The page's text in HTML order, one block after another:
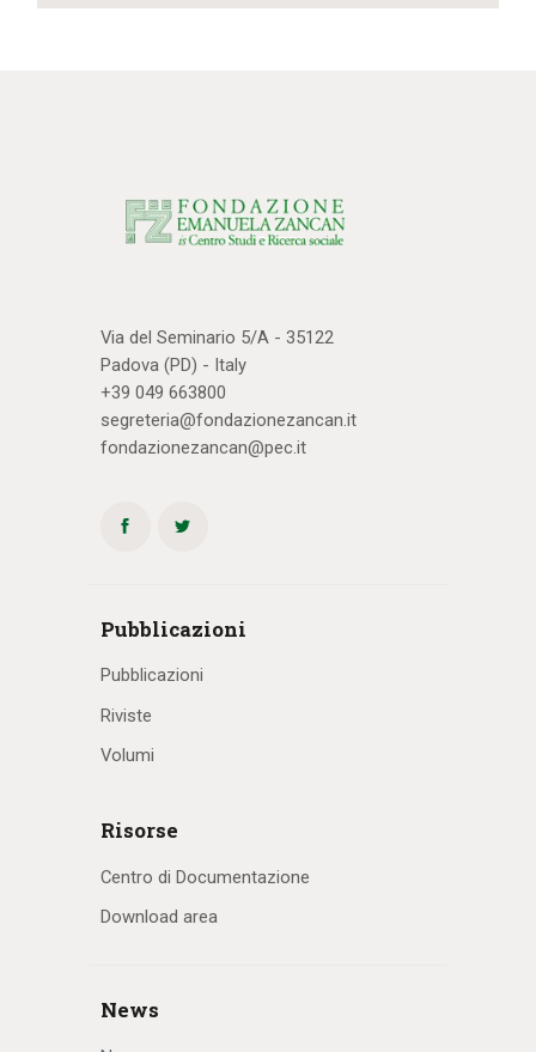
Via del Seminario 5/A - 35122
Padova (PD) - Italy
+39 049 663800
segreteria@fondazionezancan.it
fondazionezancan@pec.it
Pubblicazioni
Pubblicazioni
Riviste
Volumi
Risorse
Centro di Documentazione
Download area
News